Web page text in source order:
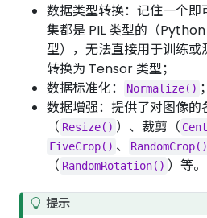
数据类型转换：记住一个
集都是 PIL 类型的（
型），无法直接用于训练或
转换为 Tensor 类型；
数据标准化：
Normalize() ；
数据增强：提供了对图像
（ Resize() ）、裁剪（
FiveCrop() 、 RandomCrop()
（ RandomRotation() ）等。
提示